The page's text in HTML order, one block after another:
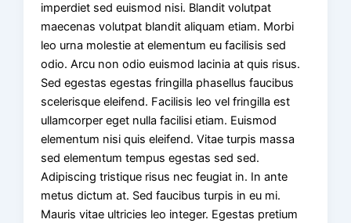
imperdiet sed euismod nisi. Blandit volutpat
maecenas volutpat blandit aliquam etiam. Morbi
leo urna molestie at elementum eu facilisis sed
odio. Arcu non odio euismod lacinia at quis risus.
Sed egestas egestas fringilla phasellus faucibus
scelerisque eleifend. Facilisis leo vel fringilla est
ullamcorper eget nulla facilisi etiam. Euismod
elementum nisi quis eleifend. Vitae turpis massa
sed elementum tempus egestas sed sed.
Adipiscing tristique risus nec feugiat in. In ante
metus dictum at. Sed faucibus turpis in eu mi.
Mauris vitae ultricies leo integer. Egestas pretium